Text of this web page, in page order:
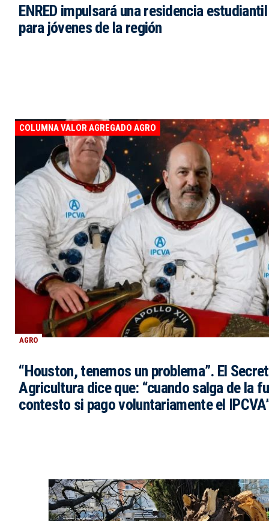
ENRED impulsará una residencia
para jóvenes de la región
AGRO
COLUMNA VALOR AGREGADO AGRO
“Houston, tenemos un problema”. El
Agricultura dice que: “cuando salga de la
contesto si pago voluntariamente el